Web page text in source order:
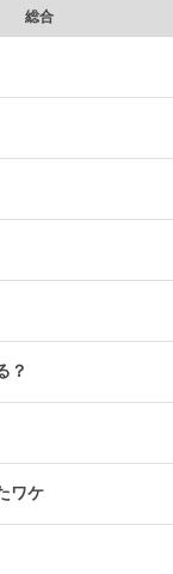
総合
？
ワケ